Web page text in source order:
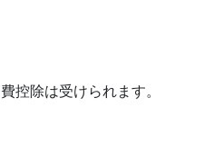
控除は受けられます。